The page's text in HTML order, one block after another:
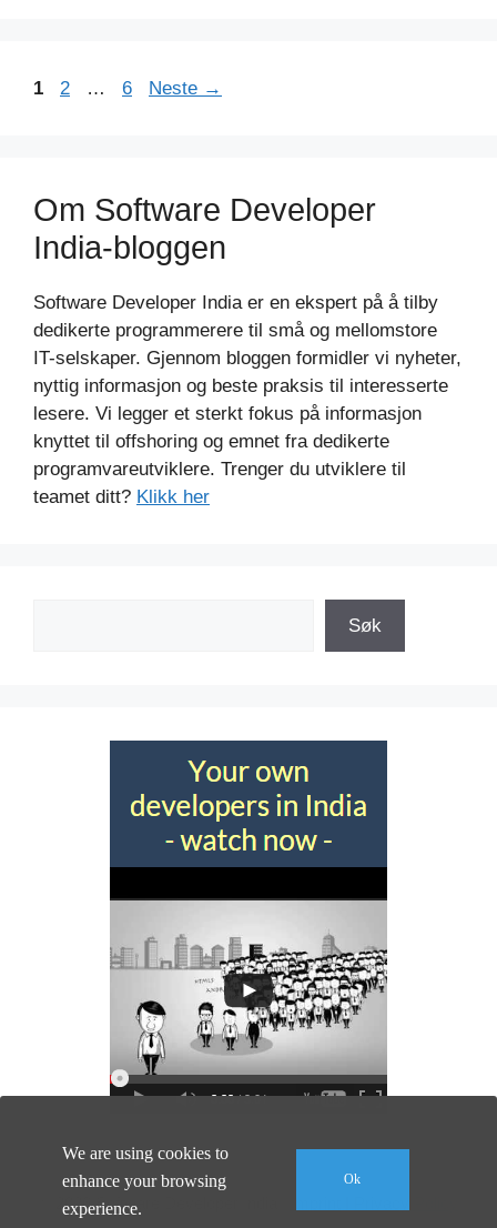
Side
1 Side
2 … Side
6 Neste →
Om Software Developer
India-bloggen
Software Developer India er en ekspert på å tilby
dedikerte programmerere til små og mellomstore
IT-selskaper. Gjennom bloggen formidler vi nyheter,
nyttig informasjon og beste praksis til interesserte
lesere. Vi legger et sterkt fokus på informasjon
knyttet til offshoring og emnet fra dedikerte
programvareutviklere. Trenger du utviklere til
teamet ditt? Klikk her
Søk
© 2026 Software Developer India |
We are using cookies to
enhance your browsing
experience.
Ok